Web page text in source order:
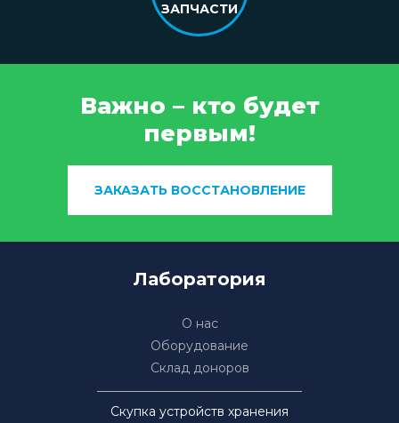
ЗАПЧАСТИ
Важно – кто будет
первым!
ЗАКАЗАТЬ ВОССТАНОВЛЕНИЕ
Лаборатория
О нас
Оборудование
Склад доноров
Скупка устройств хранения